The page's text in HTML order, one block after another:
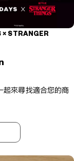
× STRANGER
起來尋找適合您的商